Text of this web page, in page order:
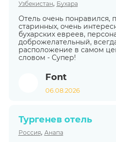
Узбекистан, Бухара
Отель очень понравился,
старинных, очень
бухарских евреев,
доброжелательный,
расположение в самом
словом - Супер!
Font
06.08.2026
Тургенев отель
Россия, Анапа